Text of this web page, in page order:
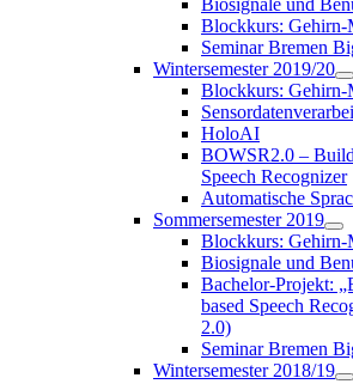
Blockkurs: Gehirn-
Seminar Bremen
Wintersemester 2019/20
Blockkurs: Gehirn-
HoloAI
BOWSR2.0 –
Speech Recognizer
Automatische
Sommersemester 2019
Blockkurs: Gehirn-
Biosignale und
Bachelor-Projekt:
based Speech
2.0)
Seminar Bremen
Wintersemester 2018/19